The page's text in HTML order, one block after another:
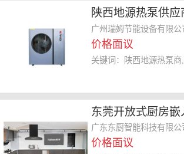
陕西地源热泵供
能设备供应
广州瑞姆节能设备有限公
价格面议
关键词：陕西地源热泵商
东莞开放式厨房嵌
东厨智能科技供应
广东东厨智能科技有限公
价格面议